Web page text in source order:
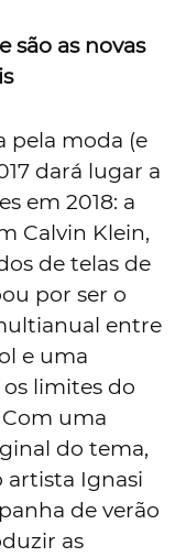
são as novas
pela moda (e
dará lugar a
em 2018: a
Calvin Klein,
de telas de
por ser o
entre
e uma
limites do
uma
do tema,
artista Ignasi
de verão
as